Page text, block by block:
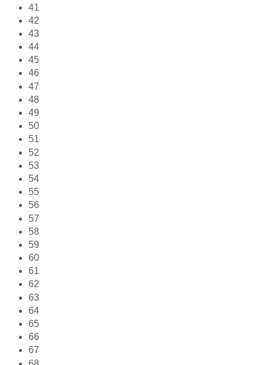
41
42
43
44
45
46
47
48
49
50
51
52
53
54
55
56
57
58
59
60
61
62
63
64
65
66
67